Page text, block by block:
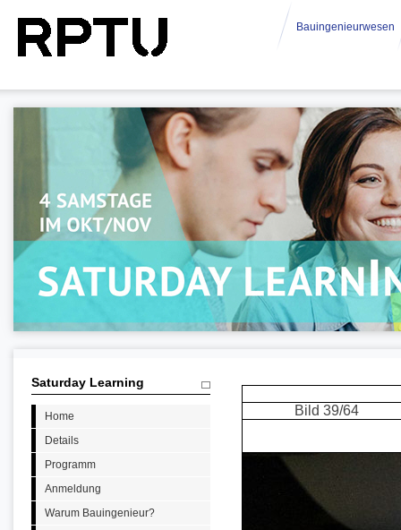
Bauingenieurwesen
Saturday Learning
Home
Details
Programm
Anmeldung
Warum Bauingenieur?
Bild 39/64